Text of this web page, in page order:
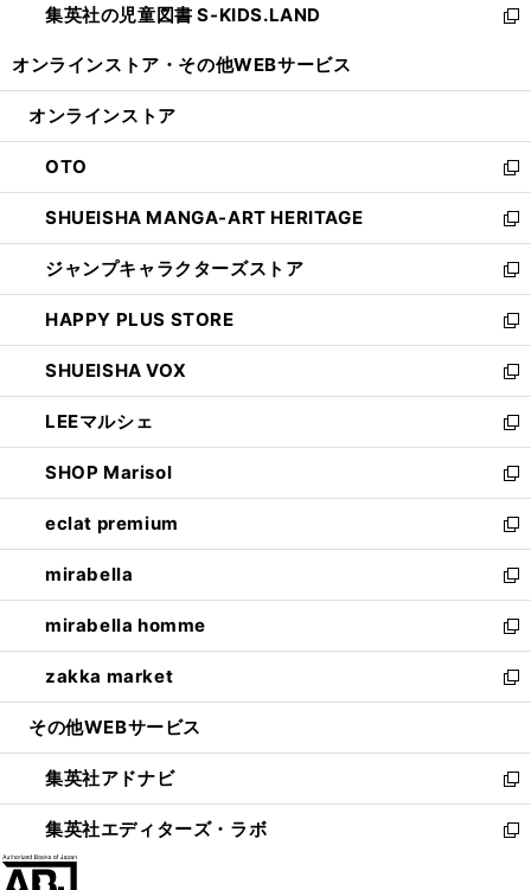
く
で
ド
開
い
ン
ウ
で
開
く
集英社の児童図書 S-KIDS.LAND
新
ウ
ン
ド
ウ
で
開
く
オンラインストア・ その他WEBサービス
オンラインストア
OTO
新
し
い
ウ
ィ
ン
ド
ウ
で
開
く
SHUEISHA MANGA-ART HERITAGE
新
し
い
ウ
ィ
ン
ド
ウ
で
開
く
ジャンプキャラクターズストア
新
し
い
ウ
ィ
ン
ド
ウ
で
開
く
HAPPY PLUS STORE
新
し
い
ウ
ィ
ン
ド
ウ
で
開
く
SHUEISHA VOX
新
し
い
ウ
ィ
ン
ド
ウ
で
開
く
LEEマルシェ
新
し
い
ウ
ィ
ン
ド
ウ
で
開
く
SHOP Marisol
新
し
い
ウ
ィ
ン
ド
ウ
で
開
eclat premium
新
し
い
ウ
ィ
ン
ド
ウ
開
く
mirabella
新
し
い
ウ
ィ
ン
ウ
で
開
く
mirabella homme
新
し
い
ウ
ン
ド
ウ
で
zakka market
新
し
ウ
ィ
ン
ド
その他WEBサービス
集英社アドナビ
新
し
い
集英社エディターズ・ラボ
新